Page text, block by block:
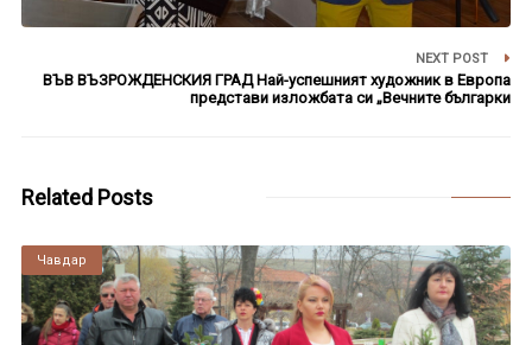
NEXT POST
ВЪВ ВЪЗРОЖДЕНСКИЯ ГРАД Най-успешният художник в Европа
представи изложбата си „Вечните българки
Related Posts
Чавдар